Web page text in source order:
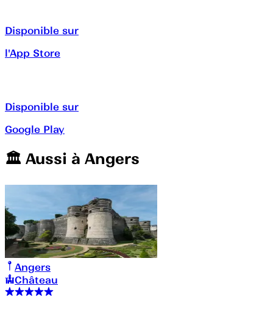
Disponible sur
l'App Store
Disponible sur
Google Play
🏛️️ Aussi à Angers
Angers
Château